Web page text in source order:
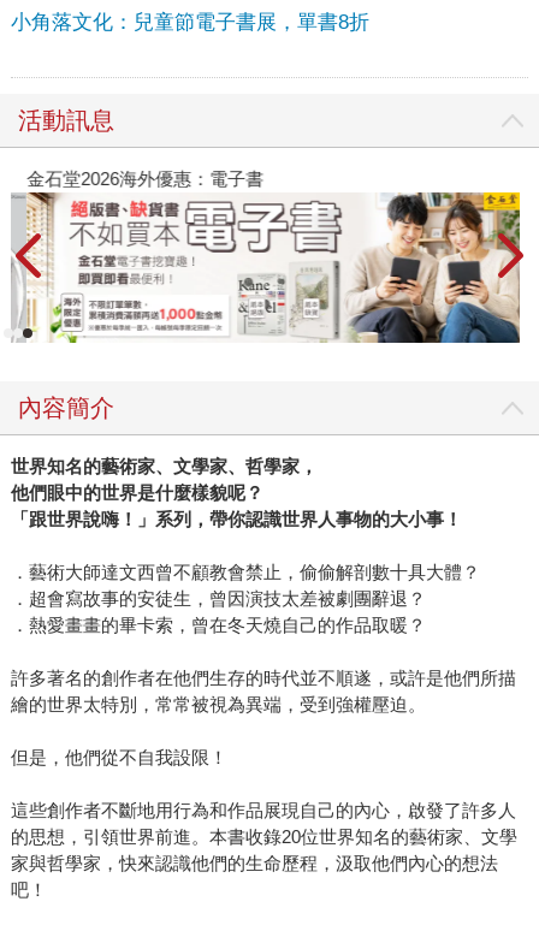
小角落文化：兒童節電子書展，單書8折
活動訊息
金石堂2026海外優惠：電子書
內容簡介
世界知名的藝術家、文學家、哲學家，
他們眼中的世界是什麼樣貌呢？
「跟世界說嗨！」系列，帶你認識世界人事物的大小事！
．藝術大師達文西曾不顧教會禁止，偷偷解剖數十具大體？
．超會寫故事的安徒生，曾因演技太差被劇團辭退？
．熱愛畫畫的畢卡索，曾在冬天燒自己的作品取暖？
許多著名的創作者在他們生存的時代並不順遂，或許是他們所描
繪的世界太特別，常常被視為異端，受到強權壓迫。
但是，他們從不自我設限！
這些創作者不斷地用行為和作品展現自己的內心，啟發了許多人
的思想，引領世界前進。本書收錄20位世界知名的藝術家、文學
家與哲學家，快來認識他們的生命歷程，汲取他們內心的想法
吧！